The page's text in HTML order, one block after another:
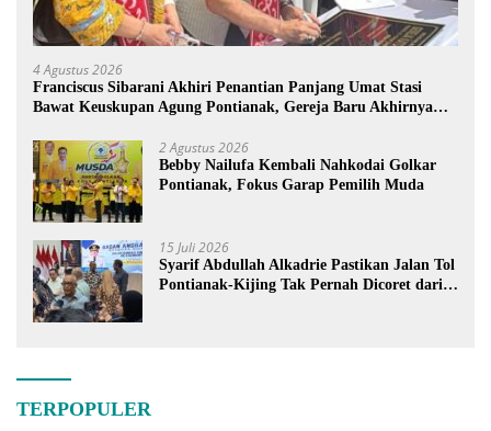
4 Agustus 2026
Franciscus Sibarani Akhiri Penantian Panjang Umat Stasi
Bawat Keuskupan Agung Pontianak, Gereja Baru Akhirnya
2 Agustus 2026
Bebby Nailufa Kembali Nahkodai Golkar
Pontianak, Fokus Garap Pemilih Muda
15 Juli 2026
Syarif Abdullah Alkadrie Pastikan Jalan Tol
Pontianak-Kijing Tak Pernah Dicoret dari
TERPOPULER